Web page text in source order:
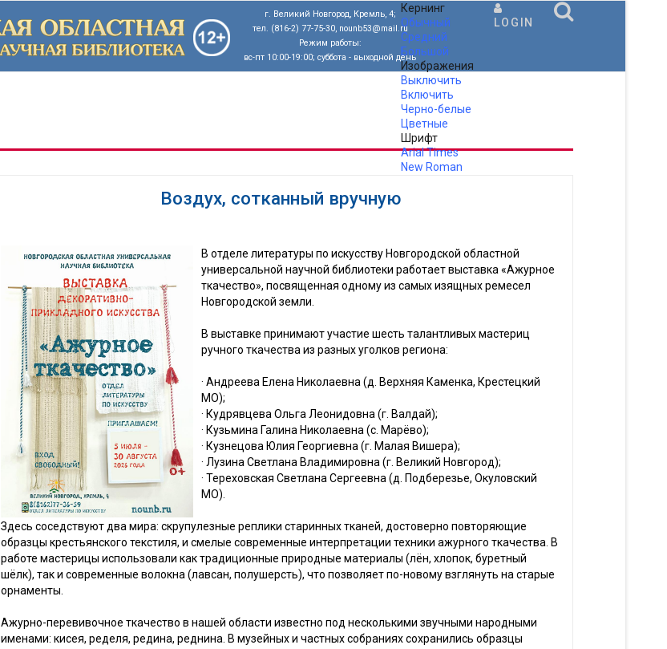
г. Великий Новгород, Кремль, 4;
тел. (816-2) 77-75-30, nounb53@mail.ru
Режим работы:
вс-пт 10:00-19:00; суббота - выходной день
Кернинг
Обычный
Средний
Большой
Изображения
Выключить
Включить
Черно-белые
Цветные
Шрифт
ArialTimes
New Roman
LOGIN
Воздух, сотканный вручную
В отделе литературы по искусству Новгородской областной
универсальной научной библиотеки работает выставка «Ажурное
ткачество», посвященная одному из самых изящных ремесел
Новгородской земли.
В выставке принимают участие шесть талантливых мастериц
ручного ткачества из разных уголков региона:
· Андреева Елена Николаевна (д. Верхняя Каменка, Крестецкий
МО);
· Кудрявцева Ольга Леонидовна (г. Валдай);
· Кузьмина Галина Николаевна (с. Марёво);
· Кузнецова Юлия Георгиевна (г. Малая Вишера);
· Лузина Светлана Владимировна (г. Великий Новгород);
· Тереховская Светлана Сергеевна (д. Подберезье, Окуловский
МО).
Здесь соседствуют два мира: скрупулезные реплики старинных тканей, достоверно повторяющие
образцы крестьянского текстиля, и смелые современные интерпретации техники ажурного ткачества. В
работе мастерицы использовали как традиционные природные материалы (лён, хлопок, буретный
шёлк), так и современные волокна (лавсан, полушерсть), что позволяет по-новому взглянуть на старые
орнаменты.
Ажурно-перевивочное ткачество в нашей области известно под несколькими звучными народными
именами: кисея, ределя, редина, реднина. В музейных и частных собраниях сохранились образцы